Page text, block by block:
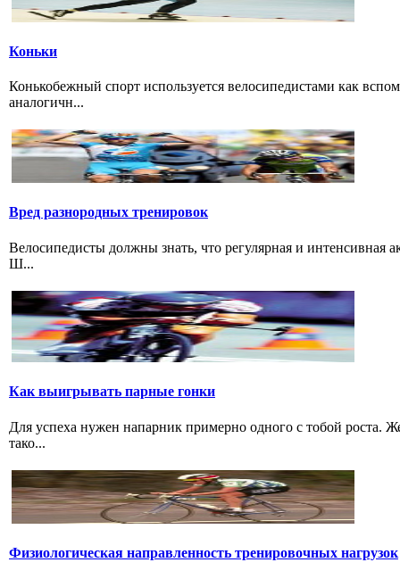
Коньки
Конькобежный спорт используется велосипедистами как
аналогичн...
Вред разнородных тренировок
Велосипедисты должны знать, что регулярная и интенсивная
Ш...
Как выигрывать парные гонки
Для успеха нужен напарник примерно одного с тобой роста.
тако...
Физиологическая направленность тренировочных нагрузок